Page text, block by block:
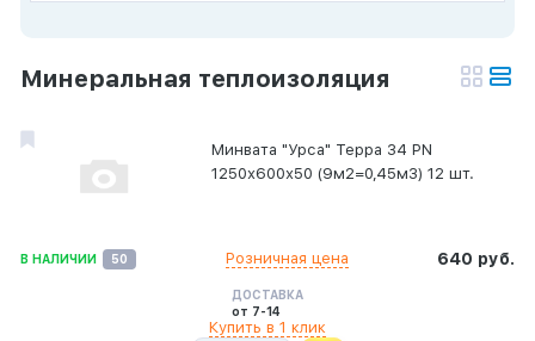
Минеральная теплоизоляция
Минвата "Урса" Терра 34 PN
1250х600х50 (9м2=0,45м3) 12 шт.
В НАЛИЧИИ 50 640 руб.
Розничная цена
ДОСТАВКА
от 7-14
Купить в 1 клик